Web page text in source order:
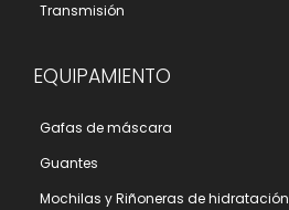
Transmisión
EQUIPAMIENTO
Gafas de máscara
Guantes
Mochilas y Riñoneras de hidratación